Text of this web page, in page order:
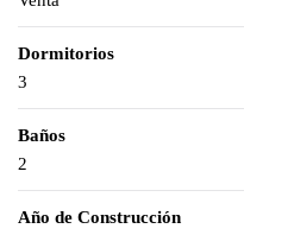
Dormitorios
3
Baños
2
Año de Construcción